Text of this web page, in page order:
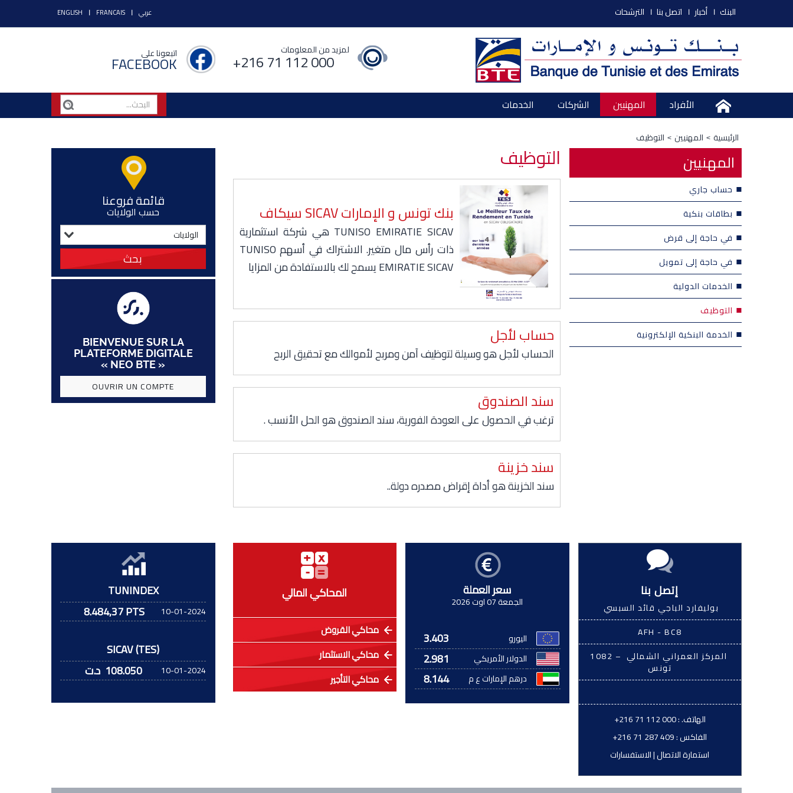
البنك أخبار اتصل بنا الترشحات ENGLISH FRANCAIS عربي
لمزيد من المعلومات
+216 71 112 000 اتبعونا على
FACEBOOK
الأفراد المهنيين الشركات الخدمات
الرئيسية المهنيين التوظيف
المهنيين
حساب جاري
بطاقات بنكية
في حاجة إلى قرض
في حاجة إلى تمويل
الخدمات الدولية
التوظيف
الخدمة البنكية الإلكترونية
التوظيف
بنك تونس و الإمارات SICAV سيكاف
TUNISO EMIRATIE SICAV هي شركة استثمارية
ذات رأس مال متغير. الاشتراك في أسهم TUNISO
EMIRATIE SICAV يسمح لك بالاستفادة من المزايا
حساب لأجل
الحساب لأجل هو وسيلة لتوظيف آمن ومربح لأموالك مع تحقيق الربح
سند الصندوق
ترغب في الحصول على العودة الفورية، سند الصندوق هو الحل الأنسب .
سند خزينة
سند الخزينة هو أداة إقراض مصدره دولة..
قائمة فروعنا
حسب الولايات
بحث
BIENVENUE SUR LA
PLATEFORME DIGITALE
« NEO BTE »
OUVRIR UN COMPTE
إتصل بنا
بوليفارد الباجي قائد السبسي
AFH - BC8
المركز العمراني الشمالي – 1082
تونس
الهاتف. :+216 71 112 000
الفاكس :+216 71 287 409
استمارة الاتصال|الاستفسارات
سعر العملة
الجمعة 07 اوت 2026
اليورو 3.403
الدولار الأمريكي 2.981
درهم الإمارات ع م 8.144
المحاكي المالي
محاكي القروض
محاكي الاستثمار
محاكي التأجير
TUNINDEX
10-01-2024
8.484,37 PTS
SICAV (TES)
10-01-2024
108.050 د.ت